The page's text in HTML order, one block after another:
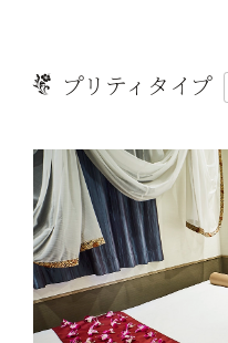
プリティタイプ